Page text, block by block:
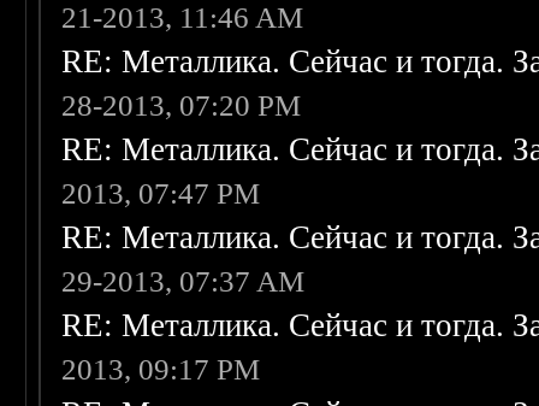
21-2013, 11:46 AM
RE: Металлика. Сейчас и тогда.
28-2013, 07:20 PM
RE: Металлика. Сейчас и тогда.
2013, 07:47 PM
RE: Металлика. Сейчас и тогда.
29-2013, 07:37 AM
RE: Металлика. Сейчас и тогда.
2013, 09:17 PM